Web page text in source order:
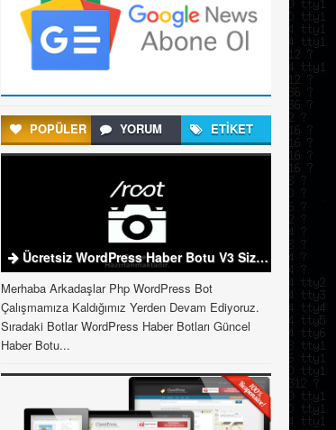
POPÜLER YORUM ETİKET
Ücretsiz WordPress Haber Botu V3 Sizlerle
Merhaba Arkadaşlar Php WordPress Bot
Çalışmamıza Kaldığımız Yerden Devam Ediyoruz.
Sıradaki Botlar WordPress Haber Botları Güncel
Haber Botu...